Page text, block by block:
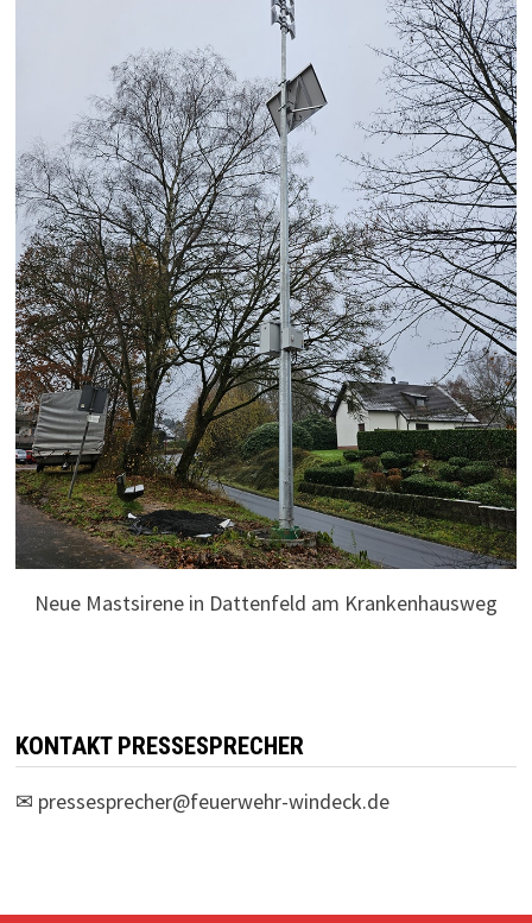
Neue Mastsirene in Dattenfeld am Krankenhausweg
KONTAKT PRESSESPRECHER
✉ pressesprecher@feuerwehr-windeck.de